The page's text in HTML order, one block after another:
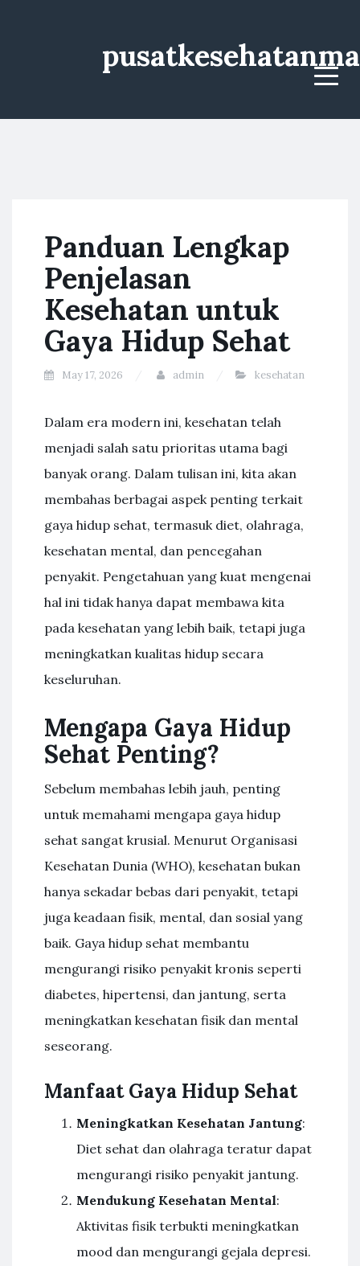
Menu
Panduan Lengkap
Penjelasan
Kesehatan untuk
Gaya Hidup Sehat
May 17, 2026 admin kesehatan
Dalam era modern ini, kesehatan telah
menjadi salah satu prioritas utama bagi
banyak orang. Dalam tulisan ini, kita akan
membahas berbagai aspek penting terkait
gaya hidup sehat, termasuk diet, olahraga,
kesehatan mental, dan pencegahan
penyakit. Pengetahuan yang kuat mengenai
hal ini tidak hanya dapat membawa kita
pada kesehatan yang lebih baik, tetapi juga
meningkatkan kualitas hidup secara
keseluruhan.
Mengapa Gaya Hidup
Sehat Penting?
Sebelum membahas lebih jauh, penting
untuk memahami mengapa gaya hidup
sehat sangat krusial. Menurut Organisasi
Kesehatan Dunia (WHO), kesehatan bukan
hanya sekadar bebas dari penyakit, tetapi
juga keadaan fisik, mental, dan sosial yang
baik. Gaya hidup sehat membantu
mengurangi risiko penyakit kronis seperti
diabetes, hipertensi, dan jantung, serta
meningkatkan kesehatan fisik dan mental
seseorang.
Manfaat Gaya Hidup Sehat
Meningkatkan Kesehatan Jantung:
Diet sehat dan olahraga teratur dapat
mengurangi risiko penyakit jantung.
Mendukung Kesehatan Mental:
Aktivitas fisik terbukti meningkatkan
mood dan mengurangi gejala depresi.